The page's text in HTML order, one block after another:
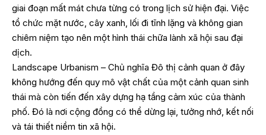
giai đoạn mất mát chưa từng có trong lịch sử hiện đại. Việc
tổ chức mặt nước, cây xanh, lối đi tĩnh lặng và không gian
chiêm niệm tạo nên một hình thái chữa lành xã hội sau đại
dịch.
Landscape Urbanism – Chủ nghĩa Đô thị cảnh quan ở đây
không hướng đến quy mô vật chất của một cảnh quan sinh
thái mà còn tiến đến xây dựng hạ tầng cảm xúc của thành
phố. Đó là nơi cộng đồng có thể dừng lại, tưởng nhớ, kết nối
và tái thiết niềm tin xã hội.